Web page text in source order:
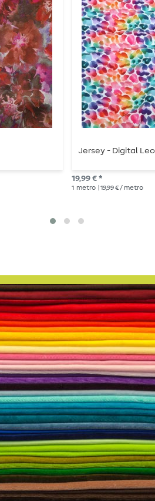
Jersey - Digital
19,99 € *
1 metro | 19,99 € / metro